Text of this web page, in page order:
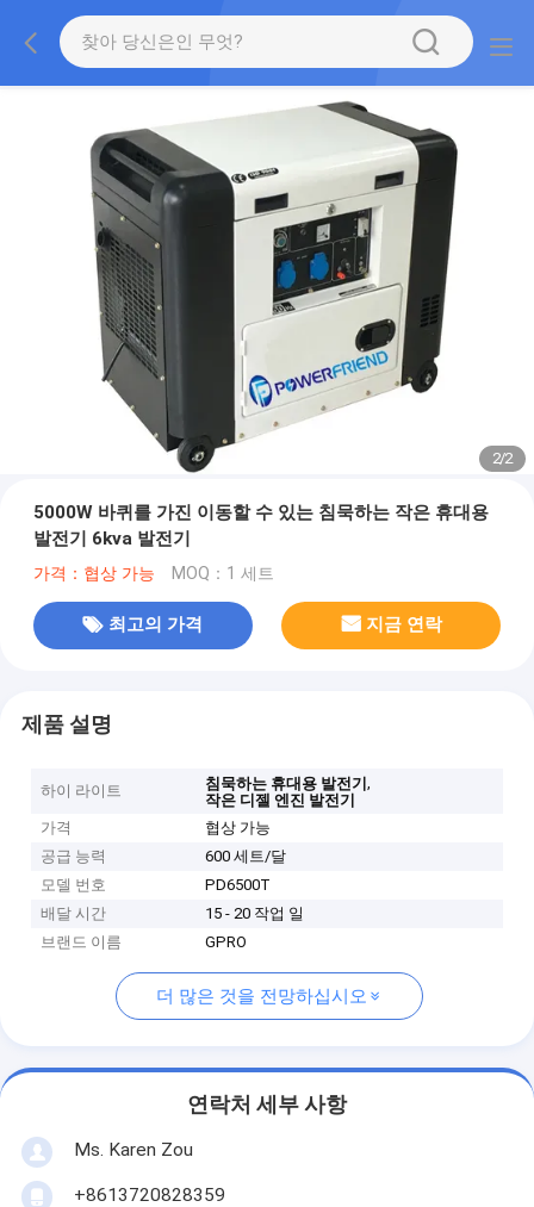
2/2
5000W 바퀴를 가진 이동할 수 있는 침묵하는 작은 휴대용
발전기 6kva 발전기
가격：협상 가능 MOQ：1 세트
최고의 가격 지금 연락
제품 설명
하이 라이트 침묵하는 휴대용 발전기,
작은 디젤 엔진 발전기
가격
협상 가능
공급 능력
600 세트/달
모델 번호
PD6500T
배달 시간
15 - 20 작업 일
브랜드 이름
GPRO
더 많은 것을 전망하십시오
연락처 세부 사항
Ms. Karen Zou
+8613720828359